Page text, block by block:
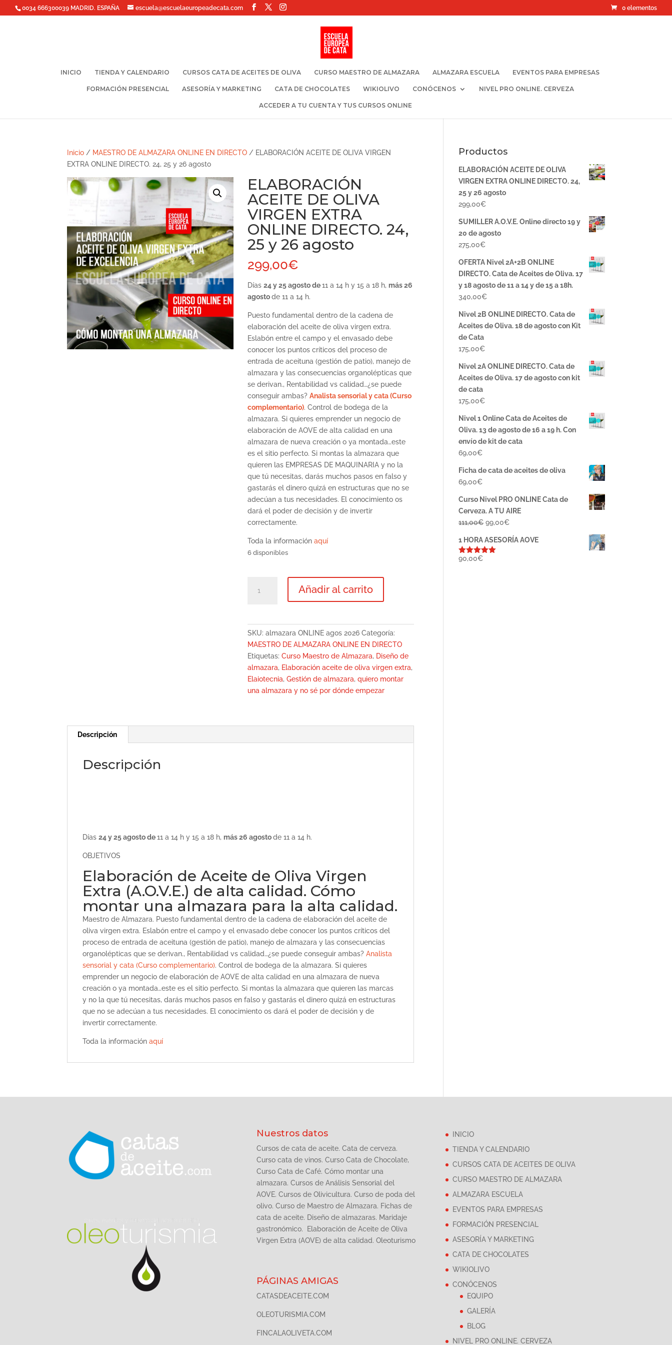
0034 666300039 MADRID. ESPAÑA escuela@escuelaeuropeadecata.com 0 elementos
INICIO TIENDA Y CALENDARIO CURSOS CATA DE ACEITES DE OLIVA CURSO MAESTRO DE ALMAZARA ALMAZARA ESCUELA EVENTOS PARA EMPRESAS
FORMACIÓN PRESENCIAL ASESORÍA Y MARKETING CATA DE CHOCOLATES WIKIOLIVO CONÓCENOS NIVEL PRO ONLINE. CERVEZA
ACCEDER A TU CUENTA Y TUS CURSOS ONLINE
Inicio / MAESTRO DE ALMAZARA ONLINE EN DIRECTO / ELABORACIÓN ACEITE DE OLIVA VIRGEN
EXTRA ONLINE DIRECTO. 24, 25 y 26 agosto
ELABORACIÓN
ACEITE DE OLIVA
VIRGEN EXTRA
ONLINE DIRECTO. 24,
25 y 26 agosto
299,00€
Días24 y 25 agosto de11 a 14 h y 15 a 18 h,más 26
agostode 11 a 14 h.
Puesto fundamental dentro de la cadena de
elaboración del aceite de oliva virgen extra.
Eslabón entre el campo y el envasado debe
conocer los puntos críticos del proceso de
entrada de aceituna (gestión de patio), manejo de
almazara y las consecuencias organolépticas que
se derivan., Rentabilidad vs calidad…¿se puede
conseguir ambas?Analista sensorial y cata (Curso
complementario). Control de bodega de la
almazara. Si quieres emprender un negocio de
elaboración de AOVE de alta calidad en una
almazara de nueva creación o ya montada…este
es el sitio perfecto. Si montas la almazara que
quieren las EMPRESAS DE MAQUINARIA y no la
que tú necesitas, darás muchos pasos en falso y
gastarás el dinero quizá en estructuras que no se
adecúan a tus necesidades. El conocimiento os
dará el poder de decisión y de invertir
correctamente.
Toda la informaciónaquí
6 disponibles
ACEITE
DIRECTO.
Añadir al carrito
SKU:almazara ONLINE agos 2026 Categoría:
MAESTRO DE ALMAZARA ONLINE EN DIRECTO
Etiquetas:Curso Maestro de Almazara, Diseño de
almazara, Elaboración aceite de oliva virgen extra,
Elaiotecnia,Gestión de almazara,quiero montar
una almazara y no sé por dónde empezar
Descripción
Descripción
Días24 y 25 agosto de11 a 14 h y 15 a 18 h,más 26 agostode 11 a 14 h.
OBJETIVOS
Elaboración de Aceite de Oliva Virgen
Extra (A.O.V.E.) de alta calidad. Cómo
montar una almazara para la alta calidad.
Maestro de Almazara. Puesto fundamental dentro de la cadena de elaboración del aceite de
oliva virgen extra. Eslabón entre el campo y el envasado debe conocer los puntos críticos del
proceso de entrada de aceituna (gestión de patio), manejo de almazara y las consecuencias
organolépticas que se derivan., Rentabilidad vs calidad…¿se puede conseguir ambas?Analista
sensorial y cata (Curso complementario). Control de bodega de la almazara. Si quieres
emprender un negocio de elaboración de AOVE de alta calidad en una almazara de nueva
creación o ya montada…este es el sitio perfecto. Si montas la almazara que quieren las marcas
y no la que tú necesitas, darás muchos pasos en falso y gastarás el dinero quizá en estructuras
que no se adecúan a tus necesidades. El conocimiento os dará el poder de decisión y de
invertir correctamente.
Toda la informaciónaquí
Productos
ELABORACIÓN ACEITE DE OLIVA
VIRGEN EXTRA ONLINE DIRECTO. 24,
25 y 26 agosto
299,00€
SUMILLER A.O.V.E. Online directo 19 y
20 de agosto
275,00€
OFERTA Nivel 2A+2B ONLINE
DIRECTO. Cata de Aceites de Oliva. 17
y 18 agosto de 11 a 14 y de 15 a 18h.
340,00€
Nivel 2B ONLINE DIRECTO. Cata de
Aceites de Oliva. 18 de agosto con Kit
de Cata
175,00€
Nivel 2A ONLINE DIRECTO. Cata de
Aceites de Oliva. 17 de agosto con kit
de cata
175,00€
Nivel 1 Online Cata de Aceites de
Oliva. 13 de agosto de 16 a 19 h. Con
envío de kit de cata
69,00€
Ficha de cata de aceites de oliva
69,00€
Curso Nivel PRO ONLINE Cata de
Cerveza. A TU AIRE
111,00€ El
original
99,00€El
actual
1 HORA ASESORÍA AOVE
Valorado
90,00€
Nuestros datos
Cursos de cata de aceite. Cata de cerveza.
Curso cata de vinos. Curso Cata de Chocolate,
Curso Cata de Café. Cómo montar una
almazara. Cursos de Análisis Sensorial del
AOVE. Cursos de Olivicultura. Curso de poda del
olivo. Curso de Maestro de Almazara. Fichas de
cata de aceite. Diseño de almazaras. Maridaje
gastronómico. Elaboración de Aceite de Oliva
Virgen Extra (AOVE) de alta calidad. Oleoturismo
PÁGINAS AMIGAS
CATASDEACEITE.COM
OLEOTURISMIA.COM
FINCALAOLIVETA.COM
INICIO
TIENDA Y CALENDARIO
CURSOS CATA DE ACEITES DE OLIVA
CURSO MAESTRO DE ALMAZARA
ALMAZARA ESCUELA
EVENTOS PARA EMPRESAS
FORMACIÓN PRESENCIAL
ASESORÍA Y MARKETING
CATA DE CHOCOLATES
WIKIOLIVO
CONÓCENOS
EQUIPO
GALERÍA
BLOG
NIVEL PRO ONLINE. CERVEZA